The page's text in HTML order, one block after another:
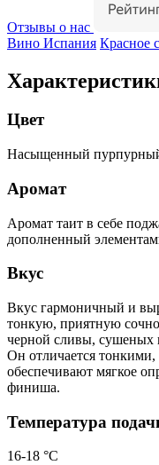
Отзывы о нас
Вино Испания Красное
Цвет
Насыщенный
Аромат
Аромат таит в себе
дополненный
Вкус
Вкус гармоничный и
тонкую, приятную
черной сливы, сушеных
Он отличается
обеспечивают мягкое
финиша.
Температура
16-18 °С